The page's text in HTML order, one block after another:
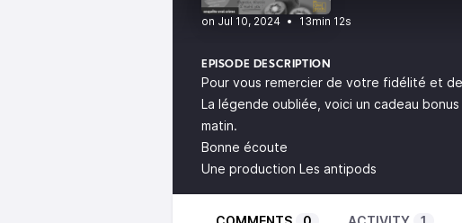
• 13min 12s
EPISODE DESCRIPTION
Pour vous remercier de votre fidélité et de
La légende oubliée, voici un cadeau
matin.
Bonne écoute
Une production Les antipods